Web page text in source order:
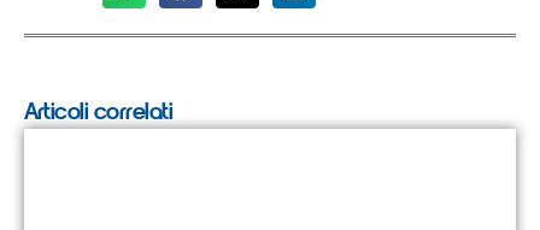
Articoli correlati